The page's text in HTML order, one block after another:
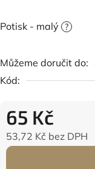
Potisk - malý ?
Můžeme doručit do:
Kód:
65 Kč
53,72 Kč bez DPH
Měrná cena: